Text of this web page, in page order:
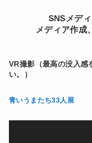
SNSメデ
メディア作成
VR撮影（最高の没入感
い。）
青いうまたち33人展